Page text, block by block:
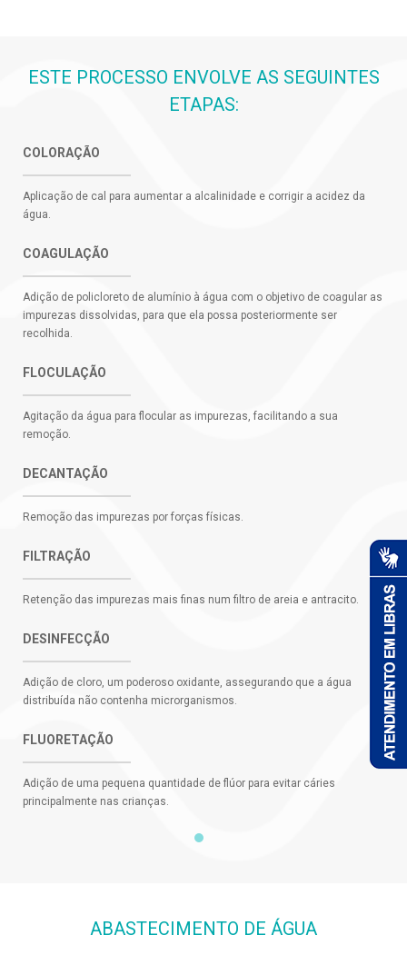
ESTE PROCESSO ENVOLVE AS SEGUINTES
ETAPAS:
COLORAÇÃO
Aplicação de cal para aumentar a alcalinidade e corrigir a acidez da
água.
COAGULAÇÃO
Adição de policloreto de alumínio à água com o objetivo de coagular as
impurezas dissolvidas, para que ela possa posteriormente ser
recolhida.
FLOCULAÇÃO
Agitação da água para flocular as impurezas, facilitando a sua
remoção.
DECANTAÇÃO
Remoção das impurezas por forças físicas.
FILTRAÇÃO
Retenção das impurezas mais finas num filtro de areia e antracito.
DESINFECÇÃO
Adição de cloro, um poderoso oxidante, assegurando que a água
distribuída não contenha microrganismos.
FLUORETAÇÃO
Adição de uma pequena quantidade de flúor para evitar cáries
principalmente nas crianças.
ABASTECIMENTO DE ÁGUA